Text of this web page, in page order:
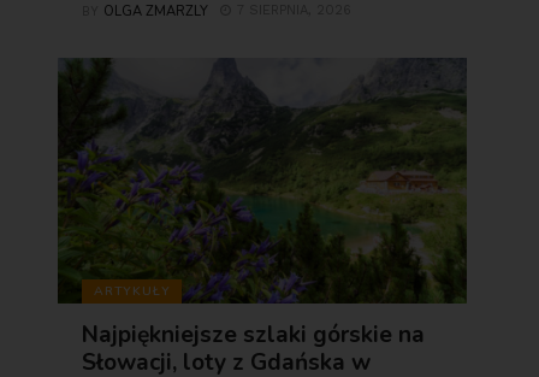
OLGA ZMARZLY
ARTYKUŁY
Najpiękniejsze szlaki górskie na
Słowacji, loty z Gdańska w